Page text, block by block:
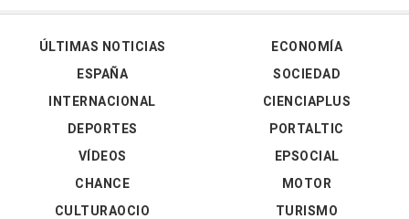
ÚLTIMAS NOTICIAS
ESPAÑA
INTERNACIONAL
DEPORTES
VÍDEOS
ECONOMÍA
SOCIEDAD
CIENCIAPLUS
PORTALTIC
EPSOCIAL
CHANCE
CULTURAOCIO
MOTOR
TURISMO